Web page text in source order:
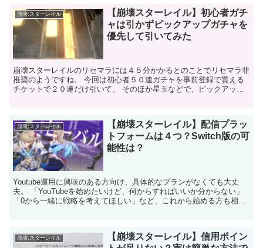
崩壊:スターレイル
【崩壊スターレイル】初心者ガチ
ャは引かずピックアップガチャを
優先して引いてみた
崩壊スターレイルのリセマラには４５分かかるとのことでリセマラ非
推奨のようですね。 今回は初心者５０連ガチャを事前登録で貰える
チケットで２０連だけ引いて、 そのほか星玉などで、ピックアップ
崩壊:スターレイル
【崩壊スターレイル】配信プラッ
トフォームは４つ？Switch版の可
能性は？
Youtube運用に興味のある方向け、具体的なプランがなくても大丈
夫。 「YouTubeを始めたいけど、何からすればいいか分からない」
「0から一緒に戦略を考えてほしい」など、これから始める方も相談
崩壊:スターレイル
【崩壊スターレイル】信用ポイン